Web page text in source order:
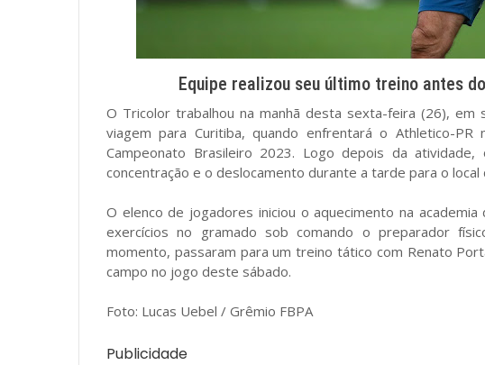
Equipe realizou seu último treino antes
O Tricolor trabalhou na manhã desta sexta-feira (26), em
viagem para Curitiba, quando enfrentará o Athletico-
Campeonato Brasileiro 2023. Logo depois da
concentração e o deslocamento durante a tarde para o local
O elenco de jogadores iniciou o aquecimento na
exercícios no gramado sob comando o preparador
momento, passaram para um treino tático com Renato
campo no jogo deste sábado.
Foto: Lucas Uebel / Grêmio FBPA
Publicidade